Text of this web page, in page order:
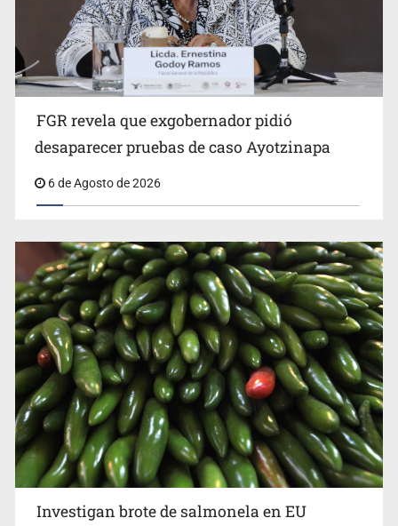
Kershenobich descarta brote de ciclosporiasis en
FGR revela que exgobernador pidió
desaparecer pruebas de caso Ayotzinapa
6 de Agosto de 2026
Investigan brote de salmonela en EU